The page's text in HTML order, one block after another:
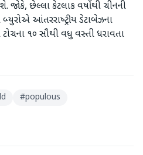
જોકે, છેલ્લા કેટલાક વર્ષોથી ચીનની
આંતરરાષ્‍ટ્રીય ડેટાબેઝના
૧૦ સૌથી વધુ વસ્‍તી ધરાવતા
#populous